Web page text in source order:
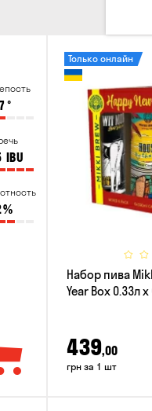
°
IBU
%
Только онлайн
Набор пива
Year Box 0.33л
439,00
грн за 1 шт